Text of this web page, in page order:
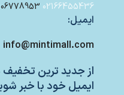
02166455436
ایمیل:
info@mintimall.com
از جدید ترین
ایمیل خود با خبر